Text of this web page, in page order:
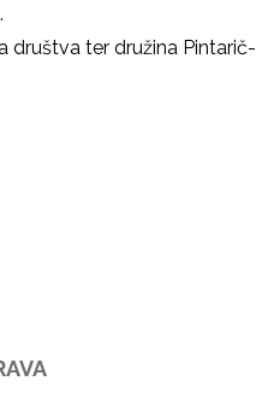
društva ter družina Pintarič-